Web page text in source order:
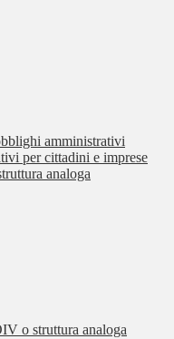
amministrativi
per cittadini e imprese
analoga
o struttura analoga